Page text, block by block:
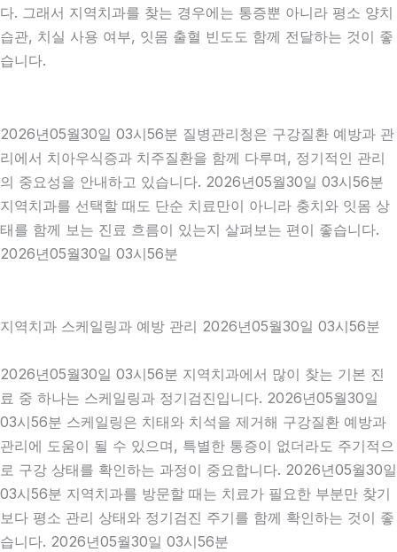
다. 그래서 지역치과를 찾는 경우에는 통증뿐 아니라 평소 양치
습관, 치실 사용 여부, 잇몸 출혈 빈도도 함께 전달하는 것이 좋
습니다.
2026년05월30일 03시56분 질병관리청은 구강질환 예방과 관
리에서 치아우식증과 치주질환을 함께 다루며, 정기적인 관리
의 중요성을 안내하고 있습니다. 2026년05월30일 03시56분
지역치과를 선택할 때도 단순 치료만이 아니라 충치와 잇몸 상
태를 함께 보는 진료 흐름이 있는지 살펴보는 편이 좋습니다.
2026년05월30일 03시56분
지역치과 스케일링과 예방 관리 2026년05월30일 03시56분
2026년05월30일 03시56분 지역치과에서 많이 찾는 기본 진
료 중 하나는 스케일링과 정기검진입니다. 2026년05월30일
03시56분 스케일링은 치태와 치석을 제거해 구강질환 예방과
관리에 도움이 될 수 있으며, 특별한 통증이 없더라도 주기적으
로 구강 상태를 확인하는 과정이 중요합니다. 2026년05월30일
03시56분 지역치과를 방문할 때는 치료가 필요한 부분만 찾기
보다 평소 관리 상태와 정기검진 주기를 함께 확인하는 것이 좋
습니다. 2026년05월30일 03시56분